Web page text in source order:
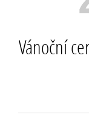
Vánoční